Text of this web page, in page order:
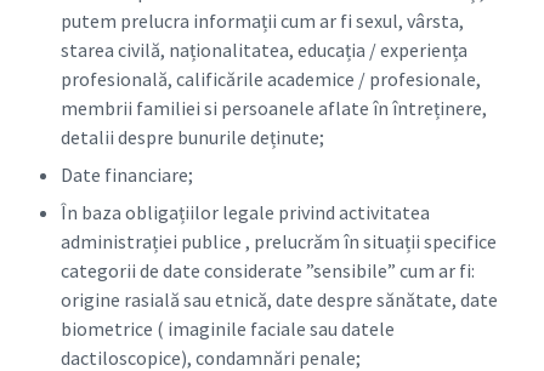
putem prelucra informații cum ar fi sexul, vârsta,
starea civilă, naționalitatea, educația / experiența
profesională, calificările academice / profesionale,
membrii familiei si persoanele aflate în întreținere,
detalii despre bunurile deținute;
Date financiare;
În baza obligațiilor legale privind activitatea
administrației publice , prelucrăm în situații specifice
categorii de date considerate ”sensibile” cum ar fi:
origine rasială sau etnică, date despre sănătate, date
biometrice ( imaginile faciale sau datele
dactiloscopice), condamnări penale;